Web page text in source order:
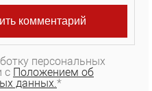
персональных
с Положением об
данных.*